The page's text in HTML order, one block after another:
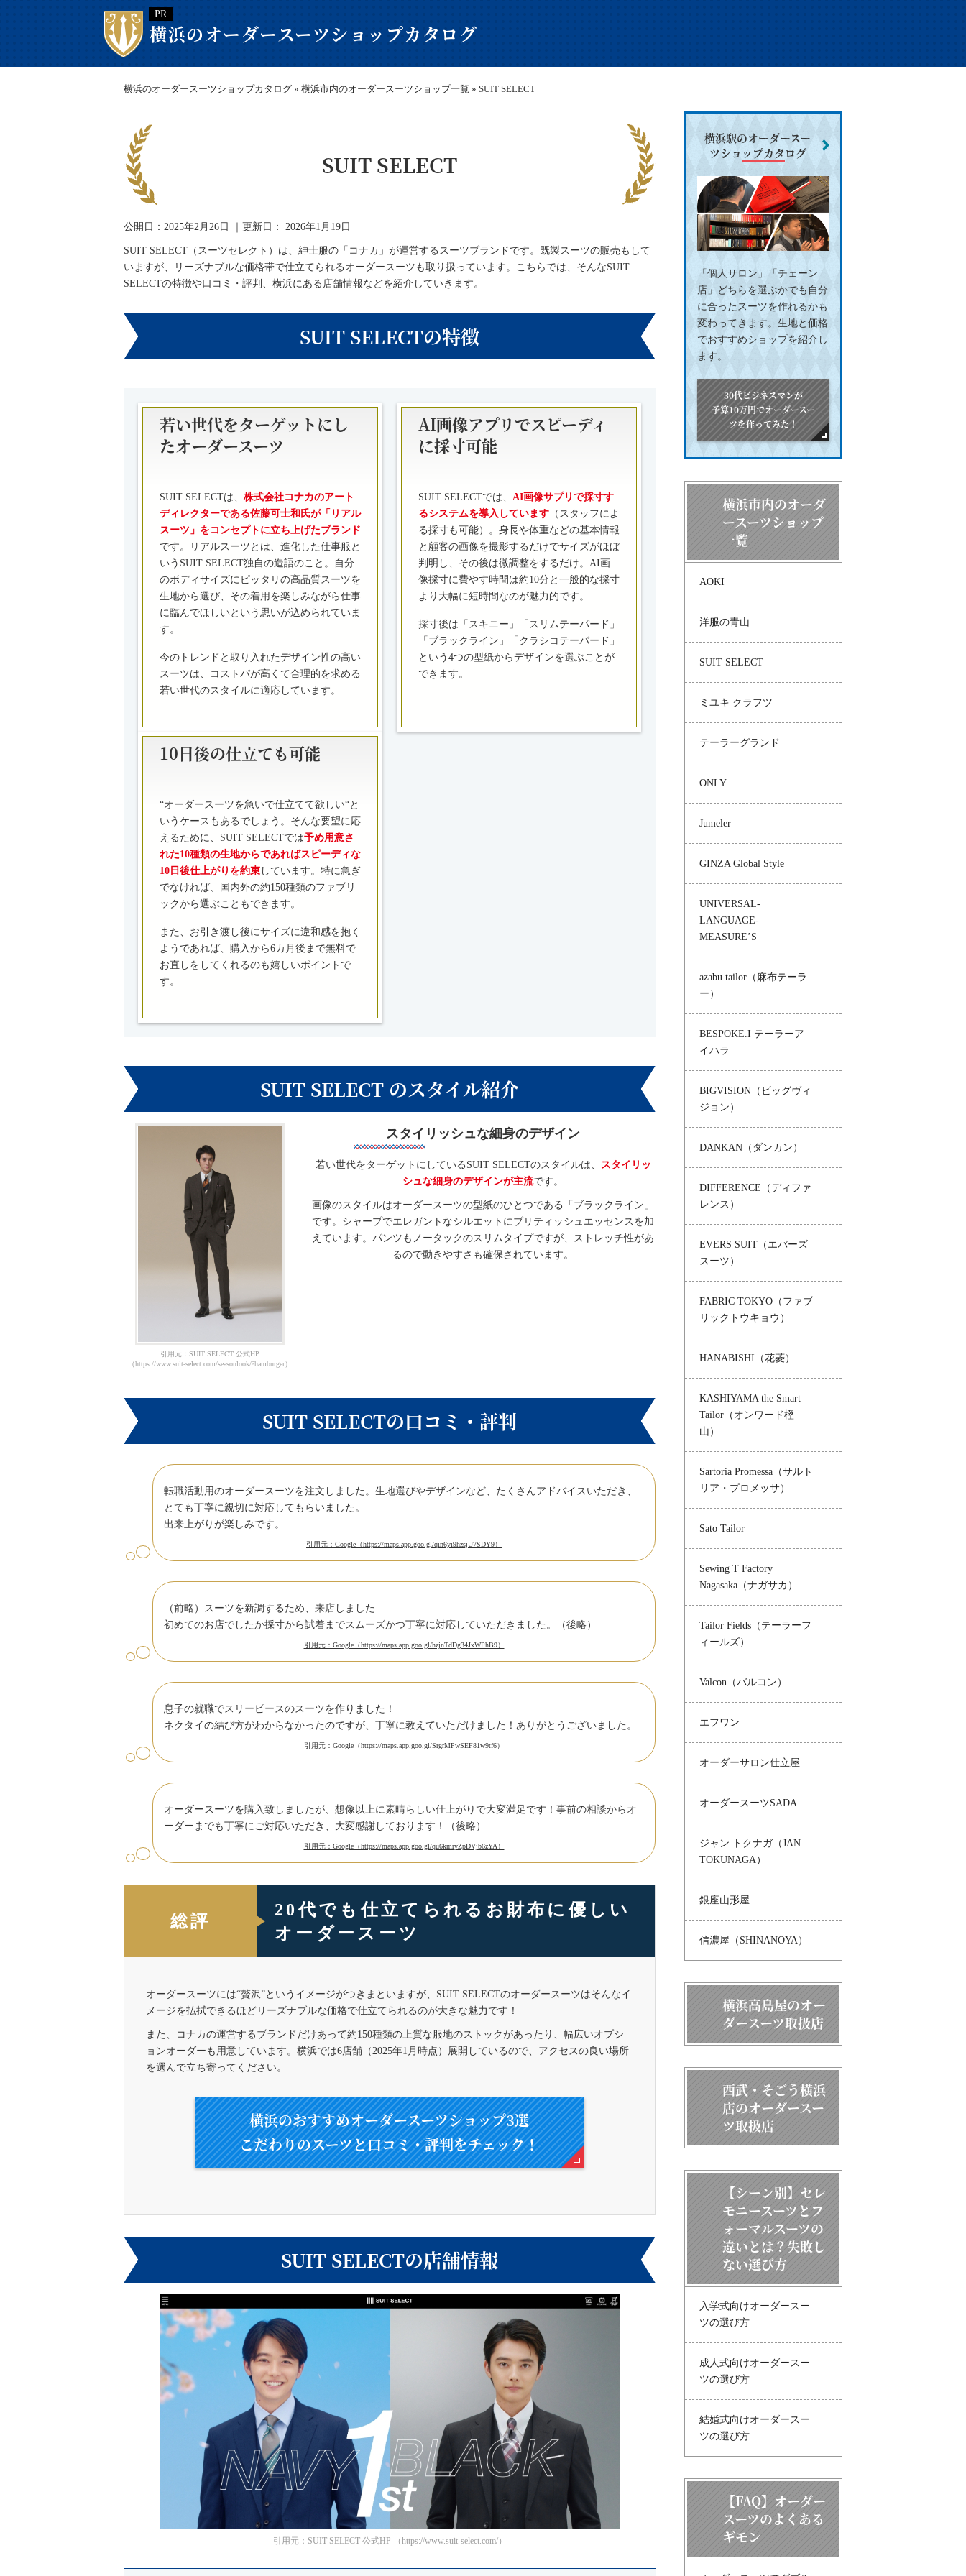
横浜のオーダースーツショップカタログ
横浜のオーダースーツショップカタログ » 横浜市内のオーダースーツショップ一覧 » SUIT SELECT
SUIT SELECT
公開日： 2025年2月26日 ｜更新日： 2026年1月19日
SUIT SELECT（スーツセレクト）は、紳士服の「コナカ」が運営するスーツブランドです。既製スーツの販売もして
いますが、リーズナブルな価格帯で仕立てられるオーダースーツも取り扱っています。こちらでは、そんなSUIT
SELECTの特徴や口コミ・評判、横浜にある店舗情報などを紹介していきます。
SUIT SELECTの特徴
若い世代をターゲットにし
たオーダースーツ
SUIT SELECTは、 株式会社コナカのアート
ディレクターである佐藤可士和氏が「リアル
スーツ」をコンセプトに立ち上げたブランド
です。リアルスーツとは、進化した仕事服と
いうSUIT SELECT独自の造語のこと。自分
のボディサイズにピッタリの高品質スーツを
生地から選び、その着用を楽しみながら仕事
に臨んでほしいという思いが込められていま
す。
今のトレンドと取り入れたデザイン性の高い
スーツは、コストパが高くて合理的を求める
若い世代のスタイルに適応しています。
AI画像アプリでスピーディ
に採寸可能
SUIT SELECTでは、 AI画像サプリで採寸す
るシステムを導入しています （スタッフによ
る採寸も可能）。身長や体重などの基本情報
と顧客の画像を撮影するだけでサイズがほぼ
判明し、その後は微調整をするだけ。AI画
像採寸に費やす時間は約10分と一般的な採寸
より大幅に短時間なのが魅力的です。
採寸後は「スキニー」「スリムテーパード」
「ブラックライン」「クラシコテーパード」
という4つの型紙からデザインを選ぶことが
できます。
10日後の仕立ても可能
“オーダースーツを急いで仕立てて欲しい“と
いうケースもあるでしょう。そんな要望に応
えるために、SUIT SELECTでは予め用意さ
れた10種類の生地からであればスピーディな
10日後仕上がりを約束 しています。特に急ぎ
でなければ、国内外の約150種類のファブリ
ックから選ぶこともできます。
また、お引き渡し後にサイズに違和感を抱く
ようであれば、購入から6カ月後まで無料で
お直しをしてくれるのも嬉しいポイントで
す。
SUIT SELECT のスタイル紹介
引用元：SUIT SELECT 公式HP
（https://www.suit-select.com/seasonlook/?hamburger）
スタイリッシュな細身のデザイン
若い世代をターゲットにしているSUIT SELECTのスタイルは、 スタイリッ
シュな細身のデザインが主流です。
画像のスタイルはオーダースーツの型紙のひとつである「ブラックライン」
です。シャープでエレガントなシルエットにブリティッシュエッセンスを加
えています。パンツもノータックのスリムタイプですが、ストレッチ性があ
るので動きやすさも確保されています。
SUIT SELECTの口コミ・評判
転職活動用のオーダースーツを注文しました。生地選びやデザインなど、たくさんアドバイスいただき、
とても丁寧に親切に対応してもらいました。
出来上がりが楽しみです。
引用元：Google（https://maps.app.goo.gl/qin6yi9hzsjU7SDY9）
（前略）スーツを新調するため、来店しました
初めてのお店でしたか採寸から試着までスムーズかつ丁寧に対応していただきました。（後略）
引用元：Google（https://maps.app.goo.gl/hzjnTdDg34JxWPhB9）
息子の就職でスリーピースのスーツを作りました！
ネクタイの結び方がわからなかったのですが、丁寧に教えていただけました！ありがとうございました。
引用元：Google（https://maps.app.goo.gl/SrgrMPwSEF81w9tf6）
オーダースーツを購入致しましたが、想像以上に素晴らしい仕上がりで大変満足です！事前の相談からオ
ーダーまでも丁寧にご対応いただき、大変感謝しております！（後略）
引用元：Google（https://maps.app.goo.gl/qu6kmryZpDVjb6zYA）
総評
20代でも仕立てられるお財布に優しい
オーダースーツ
オーダースーツには“贅沢”というイメージがつきまといますが、SUIT SELECTのオーダースーツはそんなイ
メージを払拭できるほどリーズナブルな価格で仕立てられるのが大きな魅力です！
また、コナカの運営するブランドだけあって約150種類の上質な服地のストックがあったり、幅広いオプシ
ョンオーダーも用意しています。横浜では6店舗（2025年1月時点）展開しているので、アクセスの良い場所
を選んで立ち寄ってください。
横浜のおすすめオーダースーツショップ3選
こだわりのスーツと口コミ・評判をチェック！
SUIT SELECTの店舗情報
引用元：SUIT SELECT 公式HP （https://www.suit-select.com/）
横浜駅のオーダースー
ツショップカタログ
「個人サロン」「チェーン
店」どちらを選ぶかでも自分
に合ったスーツを作れるかも
変わってきます。生地と価格
でおすすめショップを紹介し
ます。
30代ビジネスマンが
予算10万円でオーダースー
ツを作ってみた！
横浜市内のオーダ
ースーツショップ
一覧
AOKI
洋服の青山
SUIT SELECT
ミユキ クラフツ
テーラーグランド
ONLY
Jumeler
GINZA Global Style
UNIVERSAL-
LANGUAGE-
MEASURE’S
azabu tailor（麻布テーラ
ー）
BESPOKE.I テーラーア
イハラ
BIGVISION（ビッグヴィ
ジョン）
DANKAN（ダンカン）
DIFFERENCE（ディファ
レンス）
EVERS SUIT（エバーズ
スーツ）
FABRIC TOKYO（ファブ
リックトウキョウ）
HANABISHI（花菱）
KASHIYAMA the Smart
Tailor（オンワード樫
山）
Sartoria Promessa（サルト
リア・プロメッサ）
Sato Tailor
Sewing T Factory
Nagasaka（ナガサカ）
Tailor Fields（テーラーフ
ィールズ）
Valcon（バルコン）
エフワン
オーダーサロン仕立屋
オーダースーツSADA
ジャン トクナガ（JAN
TOKUNAGA）
銀座山形屋
信濃屋（SHINANOYA）
横浜高島屋のオー
ダースーツ取扱店
西武・そごう横浜
店のオーダースー
ツ取扱店
【シーン別】セレ
モニースーツとフ
ォーマルスーツの
違いとは？失敗し
ない選び方
入学式向けオーダースー
ツの選び方
成人式向けオーダースー
ツの選び方
結婚式向けオーダースー
ツの選び方
【FAQ】オーダー
スーツのよくある
ギモン